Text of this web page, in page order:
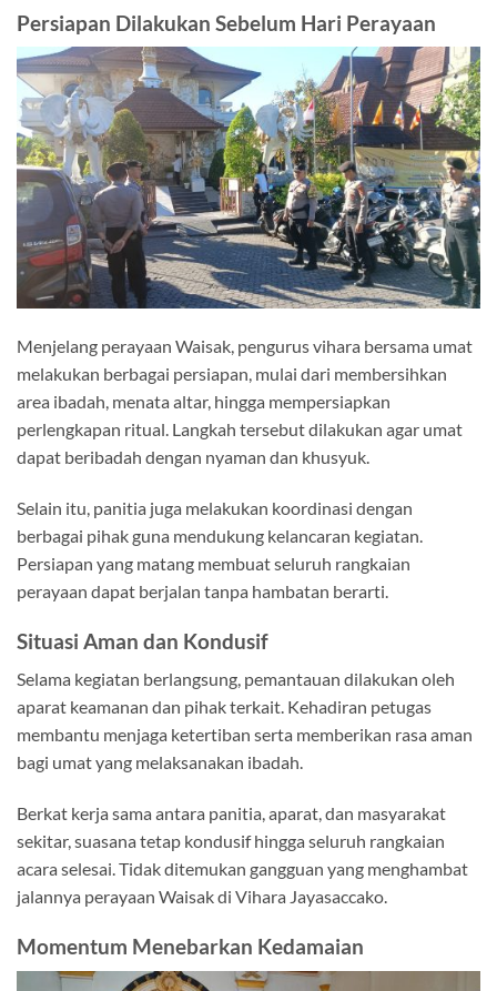
Persiapan Dilakukan Sebelum Hari Perayaan
Menjelang perayaan Waisak, pengurus vihara bersama umat
melakukan berbagai persiapan, mulai dari membersihkan
area ibadah, menata altar, hingga mempersiapkan
perlengkapan ritual. Langkah tersebut dilakukan agar umat
dapat beribadah dengan nyaman dan khusyuk.
Selain itu, panitia juga melakukan koordinasi dengan
berbagai pihak guna mendukung kelancaran kegiatan.
Persiapan yang matang membuat seluruh rangkaian
perayaan dapat berjalan tanpa hambatan berarti.
Situasi Aman dan Kondusif
Selama kegiatan berlangsung, pemantauan dilakukan oleh
aparat keamanan dan pihak terkait. Kehadiran petugas
membantu menjaga ketertiban serta memberikan rasa aman
bagi umat yang melaksanakan ibadah.
Berkat kerja sama antara panitia, aparat, dan masyarakat
sekitar, suasana tetap kondusif hingga seluruh rangkaian
acara selesai. Tidak ditemukan gangguan yang menghambat
jalannya perayaan Waisak di Vihara Jayasaccako.
Momentum Menebarkan Kedamaian